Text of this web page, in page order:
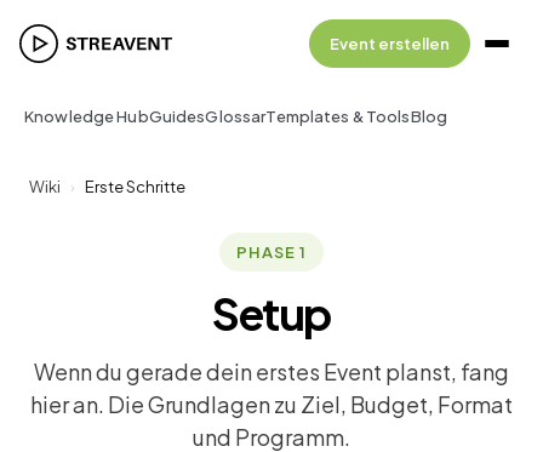
Event erstellen
Knowledge HubGuidesGlossarTemplates & ToolsBlog
Wiki › Erste Schritte
PHASE 1
Setup
Wenn du gerade dein erstes Event planst, fang
hier an. Die Grundlagen zu Ziel, Budget, Format
und Programm.